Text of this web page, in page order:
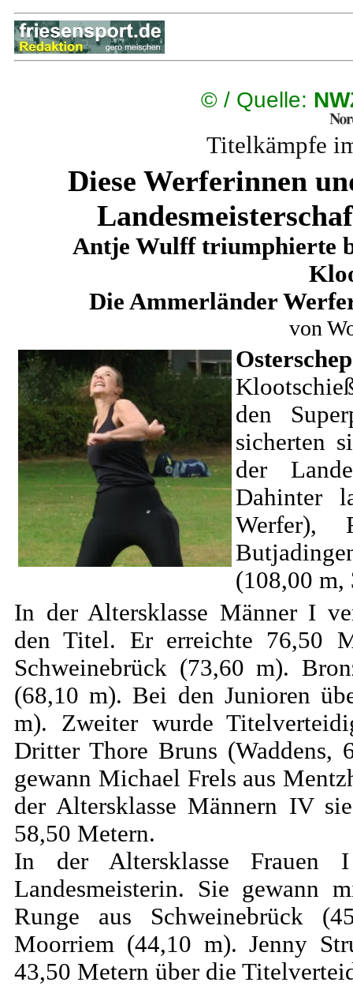
©/ Quelle:
Titelkämpfe
Diese Werferinnen
Antje Wulff triumphierte
Die Ammerländer
von
den
sicherten
der
Dahinter
Werfer),
(108,00 m,
In der Altersklasse Männer I
den Titel. Er erreichte 76,50
Schweinebrück (73,60 m).
(68,10 m). Bei den Junioren
m). Zweiter wurde
Dritter Thore Bruns (Waddens,
gewann Michael Frels aus
der Altersklasse Männern IV
58,50 Metern.
In der Altersklasse Frauen
Landesmeisterin. Sie gewann
Runge aus Schweinebrück
Moorriem (44,10 m). Jenny
43,50 Metern über die